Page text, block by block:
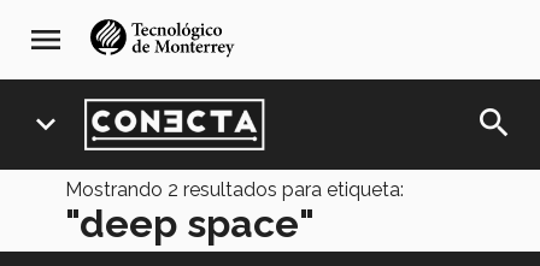
navegación
principal
menu
expand_more search
Mostrando 2 resultados para etiqueta:
"deep space"